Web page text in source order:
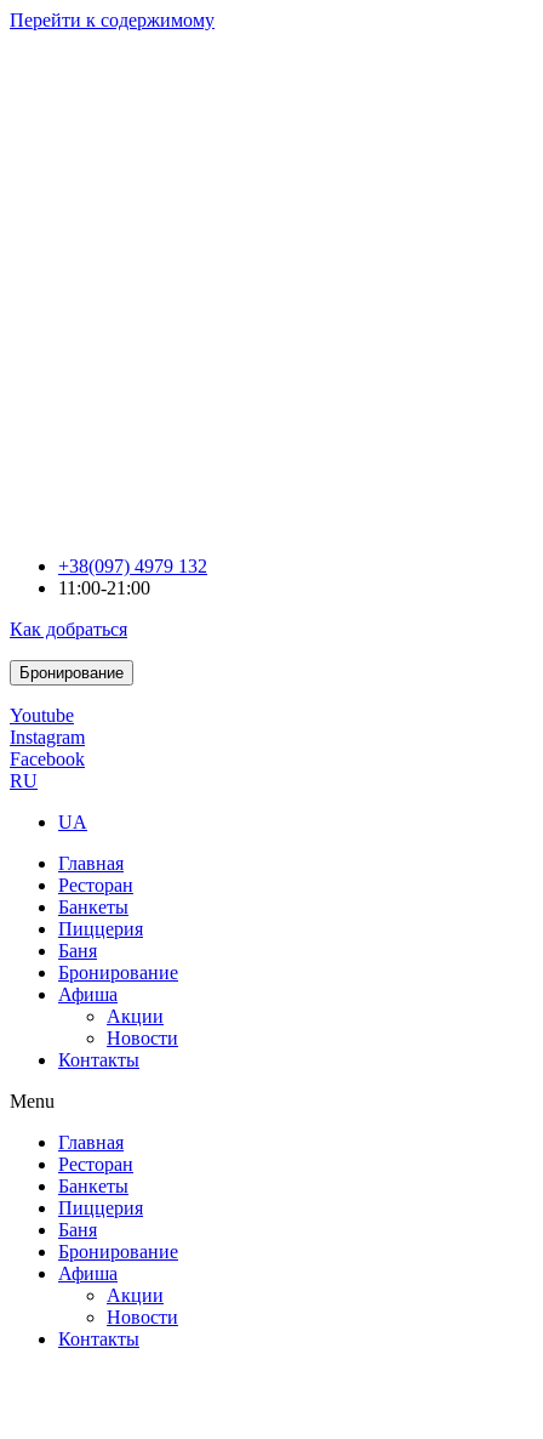
Перейти к содержимому
+38(097) 4979 132
11:00-21:00
Как добраться
Бронирование
Youtube
Instagram
Facebook
RU
UA
Главная
Ресторан
Банкеты
Пиццерия
Баня
Бронирование
Афиша
Акции
Новости
Контакты
Menu
Главная
Ресторан
Банкеты
Пиццерия
Баня
Бронирование
Афиша
Акции
Новости
Контакты